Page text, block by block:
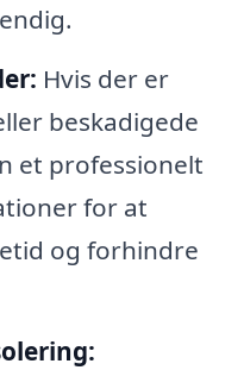
Hvis der er
beskadigede
et professionelt
for at
og forhindre